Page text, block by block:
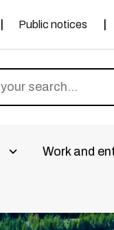
Public notices
Avaa alivalikko
Work and